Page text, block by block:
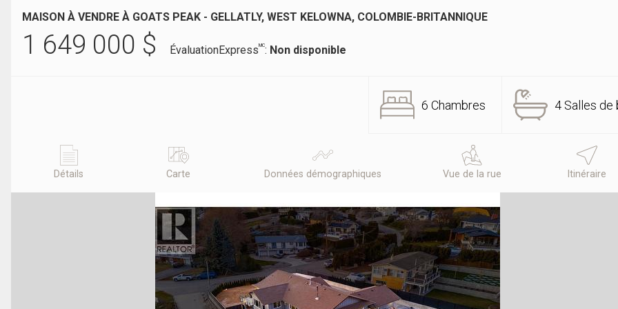
MAISON À VENDRE À GOATS PEAK - GELLATLY, WEST KELOWNA, COLOMBIE-BRITANNIQUE
1 649 000 $ ÉvaluationExpressMC: Non disponible
6 Chambres 4 Salles de
Détails Carte Données démographiques Vue de la rue Itinéraire